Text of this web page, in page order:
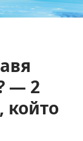
— 2
който